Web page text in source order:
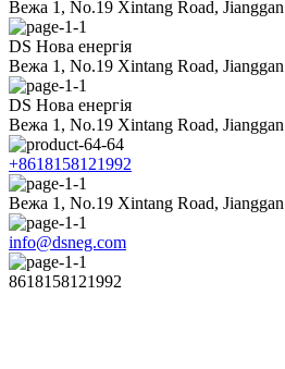
Вежа 1, No.19 Xintang Road,
DS Нова енергія
Вежа 1, No.19 Xintang Road,
DS Нова енергія
Вежа 1, No.19 Xintang Road,
+8618158121992
Вежа 1, No.19 Xintang Road,
info@dsneg.com
8618158121992